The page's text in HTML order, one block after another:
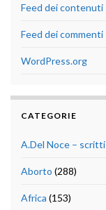
Feed dei contenuti
Feed dei commenti
WordPress.org
CATEGORIE
A.Del Noce – scritti
Aborto (288)
Africa (153)